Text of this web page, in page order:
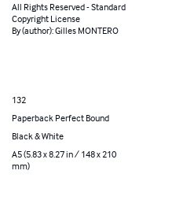
All Rights Reserved - Standard
Copyright License
By (author): Gilles MONTERO
132
Paperback Perfect Bound
Black & White
A5 (5.83 x 8.27 in / 148 x 210
mm)